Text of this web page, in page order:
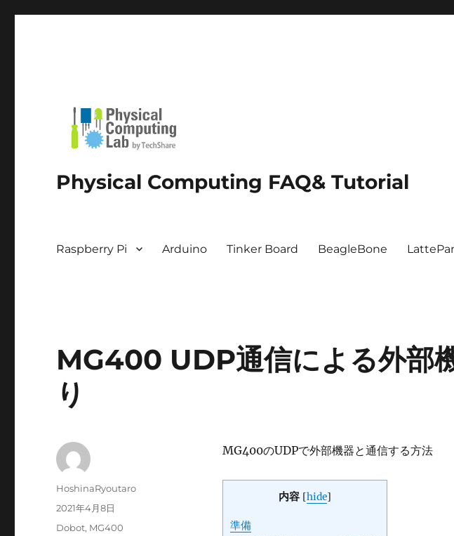
Physical Computing FAQ& Tutorial
Raspberry Pi Arduino Tinker Board BeagleBone
MG400 UDP通信による外部
り
MG400のUDPで外部機器と通信する方法
内容 [hide]
準備
投
HoshinaRyoutaro
投
2021年4月8日
カ
Dobot, MG400